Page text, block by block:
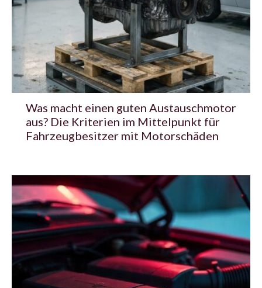
Was macht einen guten Austauschmotor
aus? Die Kriterien im Mittelpunkt für
Fahrzeugbesitzer mit Motorschäden